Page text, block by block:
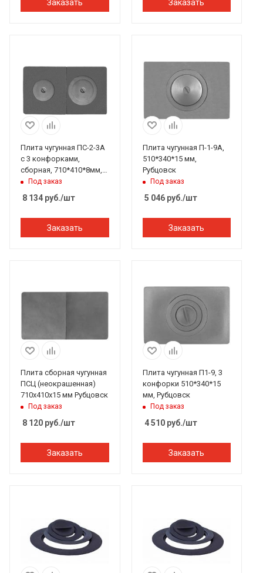
Заказать Заказать
Плита чугунная ПС-2-3А
с 3 конфорками,
сборная, 710*410*8мм,
Рубцовск
Под заказ
8 134 руб./шт
Заказать
Плита чугунная П-1-9А,
510*340*15 мм,
Рубцовск
Под заказ
5 046руб./шт
Заказать
Плита сборная чугунная
ПСЦ (неокрашенная)
710х410х15 мм Рубцовск
Под заказ
8 120 руб./шт
Заказать
Плита чугунная П1-9, 3
конфорки 510*340*15
мм, Рубцовск
Под заказ
4 510руб./шт
Заказать